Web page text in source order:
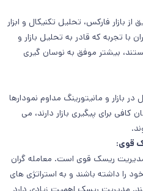
بازار فارکس، تحلیل تکنیکال و ابزار
با تجربه که قادر به تحلیل بازار و
بیشتر موفق به نوسان گیری
بازار و مانیتورینگ مداوم نمودارها
برای پیگیری بازار دارند، می
قوی:
مدیریت ریسک قوی است. معامله گران
را داشته باشند و به استراتژی های